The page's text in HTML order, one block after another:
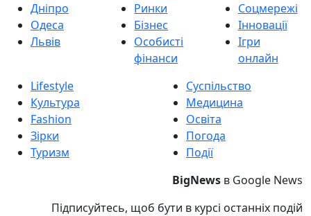
Дніпро
Одеса
Львів
Ринки
Бізнес
Особисті
фінанси
Соцмережі
Інновації
Ігри
онлайн
Lifestyle
Культура
Fashion
Зірки
Туризм
Суспільство
Медицина
Освіта
Погода
Події
BigNews в Google News
Підписуйтесь, щоб бути в курсі останніх подій